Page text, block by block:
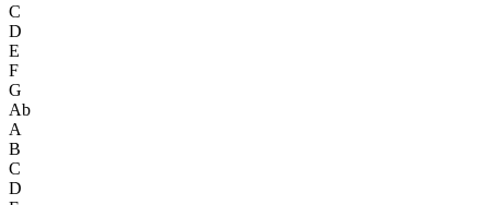
C
D
E
F
G
Ab
A
B
C
D